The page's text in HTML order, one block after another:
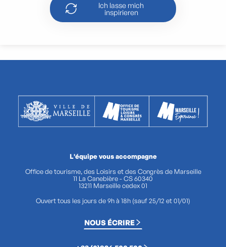
Ich lasse mich
inspirieren
L'équipe vous accompagne
Office de tourisme, des Loisirs et des Congrès de Marseille
11 La Canebière - CS 60340
13211 Marseille cedex 01
Ouvert tous les jours de 9h à 18h (sauf 25/12 et 01/01)
NOUS ÉCRIRE